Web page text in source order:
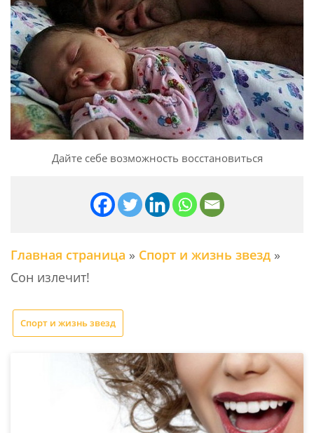
Дайте себе возможность восстановиться
Главная страница » Спорт и жизнь звезд »
Сон излечит!
Спорт и жизнь звезд